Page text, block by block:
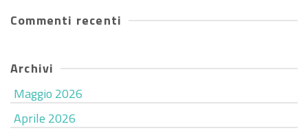
Commenti recenti
Archivi
Maggio 2026
Aprile 2026